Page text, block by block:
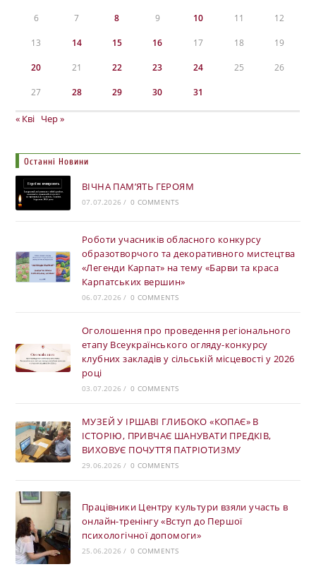
6 7 8 9 10 11 12
13 14 15 16 17 18 19
20 21 22 23 24 25 26
27 28 29 30 31
« Кві Чер »
Останні Новини
ВІЧНА ПАМ’ЯТЬ ГЕРОЯМ
07.07.2026 / 0 COMMENTS
Роботи учасників обласного конкурсу
образотворчого та декоративного мистецтва
«Легенди Карпат» на тему «Барви та краса
Карпатських вершин»
06.07.2026 / 0 COMMENTS
Оголошення про проведення регіонального
етапу Всеукраїнського огляду-конкурсу
клубних закладів у сільській місцевості у 2026
році
03.07.2026 / 0 COMMENTS
МУЗЕЙ У ІРШАВІ ГЛИБОКО «КОПАЄ» В
ІСТОРІЮ, ПРИВЧАЄ ШАНУВАТИ ПРЕДКІВ,
ВИХОВУЄ ПОЧУТТЯ ПАТРІОТИЗМУ
29.06.2026 / 0 COMMENTS
Працівники Центру культури взяли участь в
онлайн-тренінгу «Вступ до Першої
психологічної допомоги»
25.06.2026 / 0 COMMENTS